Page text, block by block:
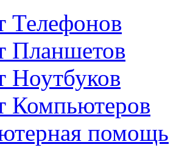
Телефонов
Планшетов
Ноутбуков
Компьютеров
помощь